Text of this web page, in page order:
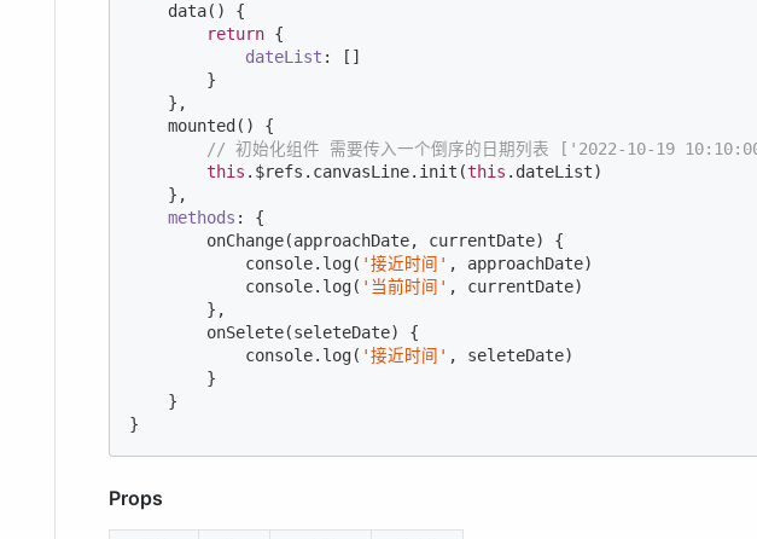
    data() {
return {
dateList : []
        }
    },
    mounted() {
// 初始化组件 需要传入一个倒序的日期列表 ['2022-10-19
this .$refs.canvasLine.init(this .dateList)
    },
methods : {
        onChange(approachDate, currentDate) {
console.log( '接近时间' , approachDate)
console.log( '当前时间' , currentDate)
        },
        onSelete(seleteDate) {
console.log( '接近时间' , seleteDate)
        }
    }
}
Props